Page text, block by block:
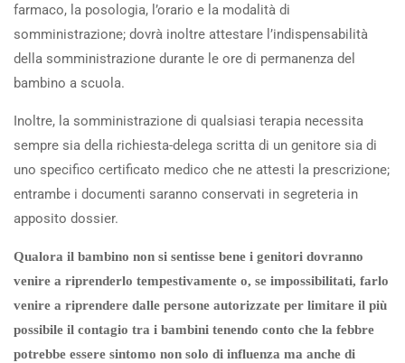
farmaco, la posologia, l’orario e la modalità di
somministrazione; dovrà inoltre attestare l’indispensabilità
della somministrazione durante le ore di permanenza del
bambino a scuola.
Inoltre, la somministrazione di qualsiasi terapia necessita
sempre sia della richiesta-delega scritta di un genitore sia di
uno specifico certificato medico che ne attesti la prescrizione;
entrambe i documenti saranno conservati in segreteria in
apposito dossier.
Qualora il bambino non si sentisse bene i genitori dovranno
venire a riprenderlo tempestivamente o, se impossibilitati, farlo
venire a riprendere dalle persone autorizzate per limitare il più
possibile il contagio tra i bambini tenendo conto che la febbre
potrebbe essere sintomo non solo di influenza ma anche di